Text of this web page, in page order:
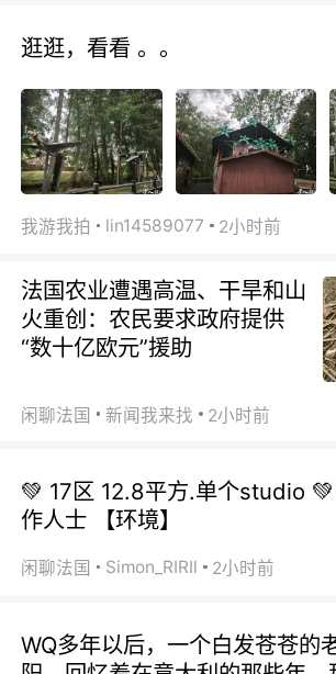
逛逛，看看 。。
我游我拍 lin14589077 2小时前
法国农业遭遇高温、干旱和山
火重创：农民要求政府提供
“数十亿欧元”援助
闲聊法国 新闻我来找 2小时前
💚 17区 12.8平方.单个studio
作人士 【环境】
闲聊法国 Simon_RIRIl 2小时前
WQ多年以后，一个白发苍苍的